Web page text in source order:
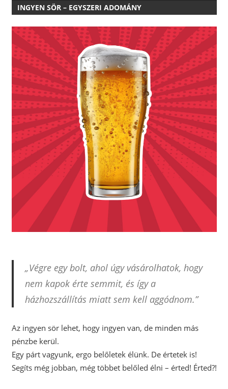
INGYEN SÖR – EGYSZERI ADOMÁNY
„Végre egy bolt, ahol úgy vásárolhatok, hogy
nem kapok érte semmit, és így a
házhozszállítás miatt sem kell aggódnom.”
Az ingyen sör lehet, hogy ingyen van, de minden más
pénzbe kerül.
Egy párt vagyunk, ergo belőletek élünk. De értetek is!
Segíts még jobban, még többet belőled élni – érted! Érted?!